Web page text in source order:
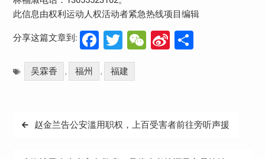
此信息由权利运动人权活动者紧急热线项目编辑
分享这篇文章到: Facebook
Twitter
WeChat
Sina分
吴霖香 , 福州 , 福建
文
赵金兰告公安滥用职权，上百受害者前往旁听声援